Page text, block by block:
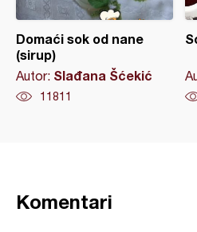
Domaći sok od nane
(sirup)
Autor: Slađana Šćekić
11811
Komentari